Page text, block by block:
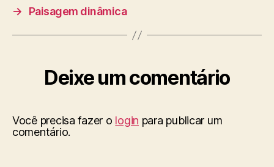
→
Paisagem dinâmica
Deixe um comentário
Você precisa fazer o login para publicar um
comentário.